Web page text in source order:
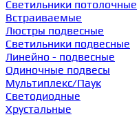
Светильники потолочные
Встраиваемые
Люстры подвесные
Светильники подвесные
Линейно - подвесные
Одиночные подвесы
Мультиплекс/Паук
Светодиодные
Хрустальные